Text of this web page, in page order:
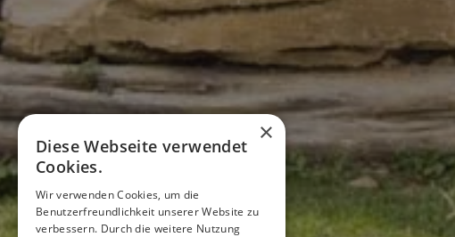
×
Diese Webseite verwendet
Cookies.
Wir verwenden Cookies, um die
Benutzerfreundlichkeit unserer Website zu
verbessern. Durch die weitere Nutzung